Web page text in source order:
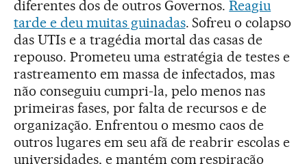
diferentes dos de outros Governos.Reagiu
tarde e deu muitas guinadas. Sofreu o colapso
das UTIs e a tragédia mortal das casas de
repouso. Prometeu uma estratégia de testes e
rastreamento em massa de infectados, mas
não conseguiu cumpri-la, pelo menos nas
primeiras fases, por falta de recursos e de
organização. Enfrentou o mesmo caos de
outros lugares em seu afã de reabrir escolas e
universidades, e mantém com respiração